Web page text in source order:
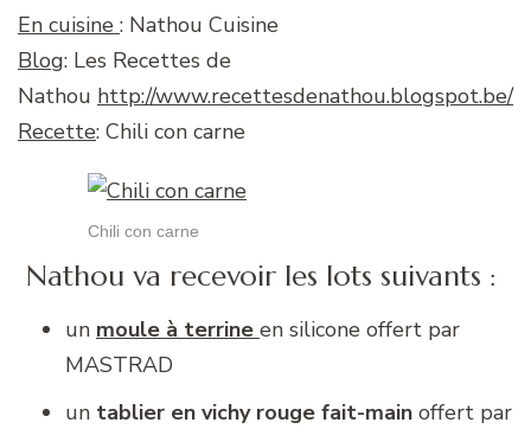
En cuisine : Nathou Cuisine
Blog: Les Recettes de
Nathou http://www.recettesdenathou.blogspot.be/
Recette: Chili con carne
Chili con carne
Nathou va recevoir les lots suivants :
un moule à terrine en silicone offert par
MASTRAD
un tablier en vichy rouge fait-main offert par